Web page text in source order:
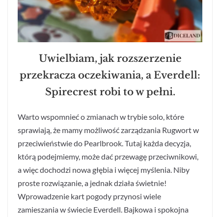
Uwielbiam, jak rozszerzenie
przekracza oczekiwania, a Everdell:
Spirecrest robi to w pełni.
Warto wspomnieć o zmianach w trybie solo, które
sprawiają, że mamy możliwość zarządzania Rugwort w
przeciwieństwie do Pearlbrook. Tutaj każda decyzja,
którą podejmiemy, może dać przewagę przeciwnikowi,
a więc dochodzi nowa głębia i więcej myślenia. Niby
proste rozwiązanie, a jednak działa świetnie!
Wprowadzenie kart pogody przynosi wiele
zamieszania w świecie Everdell. Bajkowa i spokojna